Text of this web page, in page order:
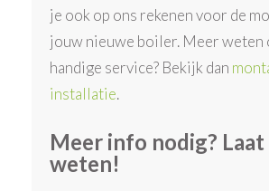
je ook op ons rekenen voor de
jouw nieuwe boiler. Meer weten
handige service? Bekijk dan
installatie.
Meer info nodig?
weten!